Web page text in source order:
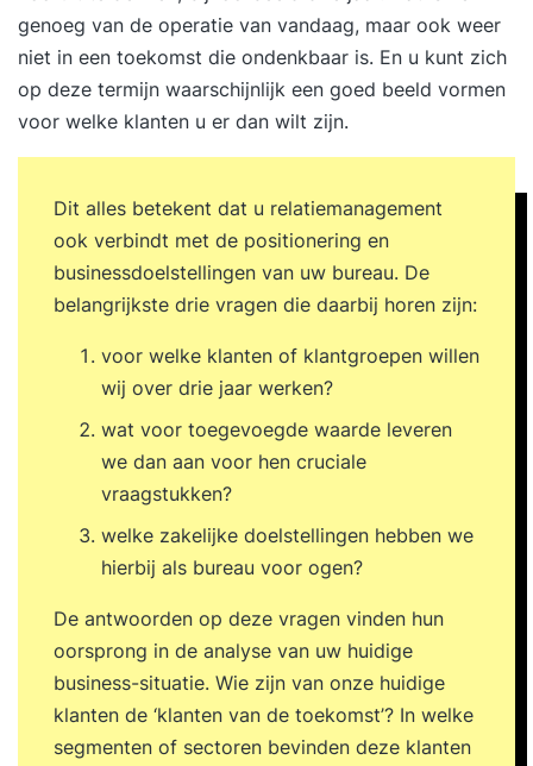
genoeg van de operatie van vandaag, maar ook weer
niet in een toekomst die ondenkbaar is. En u kunt zich
op deze termijn waarschijnlijk een goed beeld vormen
voor welke klanten u er dan wilt zijn.
Dit alles betekent dat u relatiemanagement
ook verbindt met de positionering en
businessdoelstellingen van uw bureau. De
belangrijkste drie vragen die daarbij horen zijn:
voor welke klanten of klantgroepen willen
wij over drie jaar werken?
wat voor toegevoegde waarde leveren
we dan aan voor hen cruciale
vraagstukken?
welke zakelijke doelstellingen hebben we
hierbij als bureau voor ogen?
De antwoorden op deze vragen vinden hun
oorsprong in de analyse van uw huidige
business-situatie. Wie zijn van onze huidige
klanten de ‘klanten van de toekomst’? In welke
segmenten of sectoren bevinden deze klanten